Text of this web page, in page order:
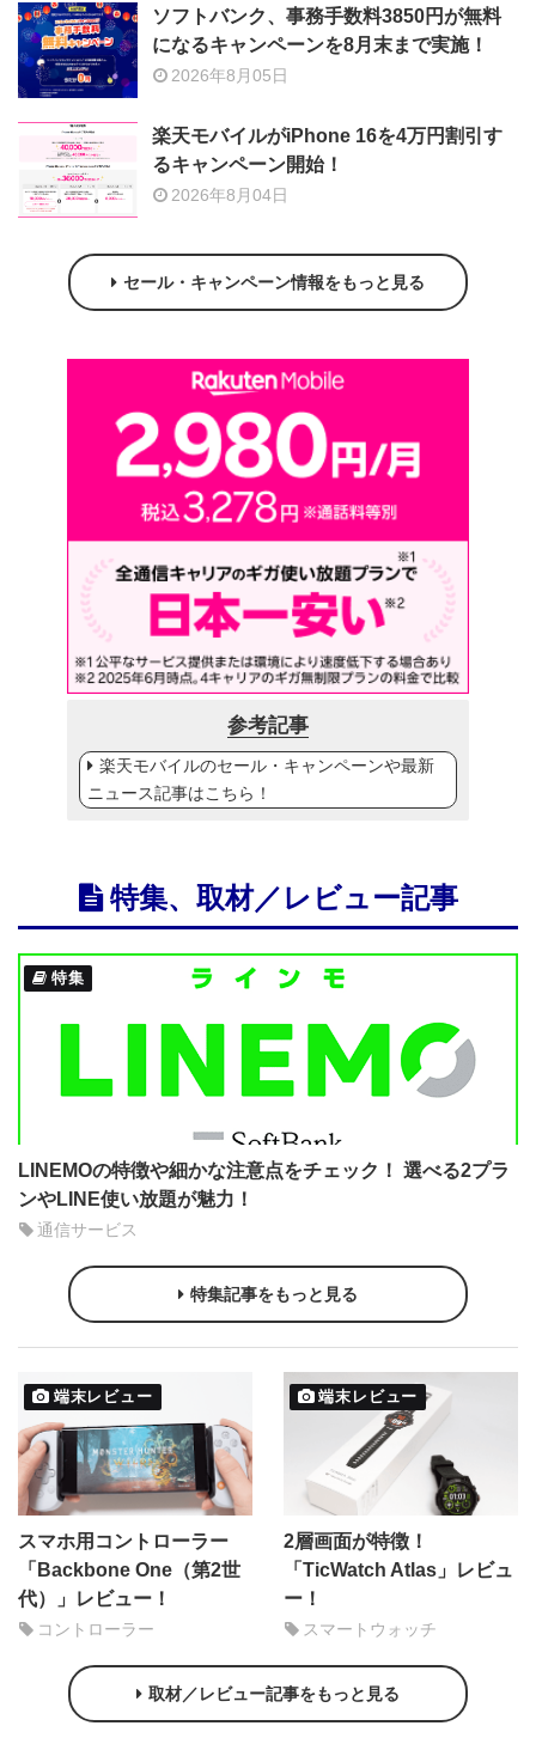
ソフトバンク、事務手数料3850円が無料
になるキャンペーンを8月末まで実施！
2026年8月05日
楽天モバイルがiPhone 16を4万円割引す
るキャンペーン開始！
2026年8月04日
セール・キャンペーン情報をもっと見る
参考記事
楽天モバイルのセール・キャンペーンや最新
ニュース記事はこちら！
特集、取材／レビュー記事
特集
LINEMOの特徴や細かな注意点をチェック！ 選べる2プラ
ンやLINE使い放題が魅力！
通信サービス
特集記事をもっと見る
端末レビュー
スマホ用コントローラー
「Backbone One（第2世
代）」レビュー！
コントローラー
端末レビュー
2層画面が特徴！
「TicWatch Atlas」レビュ
ー！
スマートウォッチ
取材／レビュー記事をもっと見る